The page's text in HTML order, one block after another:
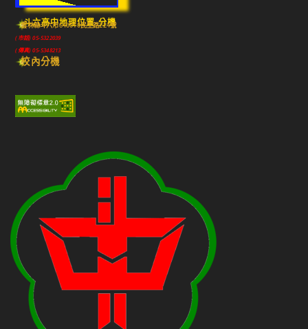
斗六高中地理位置-分機
雲林縣斗六市640010民生路224號
(市話) 05-5322039
(傳真) 05-5348213
校內分機